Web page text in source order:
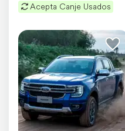
Acepta Canje Usados